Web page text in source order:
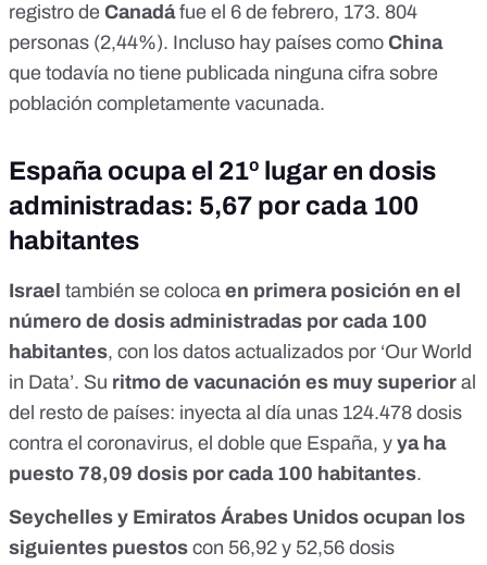
registro de Canadáfue el 6 de febrero, 173. 804
personas (2,44%). Incluso hay países como China
que todavía no tiene publicada ninguna cifra sobre
población completamente vacunada.
España ocupa el 21º lugar en dosis
administradas: 5,67 por cada 100
habitantes
Israel también se coloca en primera posición en el
número de dosis administradas por cada 100
habitantes, con los datos actualizados por ‘Our World
in Data’. Su ritmo de vacunación es muy superior al
del resto de países: inyecta al día unas 124.478 dosis
contra el coronavirus, el doble que España, y ya ha
puesto 78,09 dosis por cada 100 habitantes.
Seychelles y Emiratos Árabes Unidos ocupan los
siguientes puestos con 56,92 y 52,56 dosis